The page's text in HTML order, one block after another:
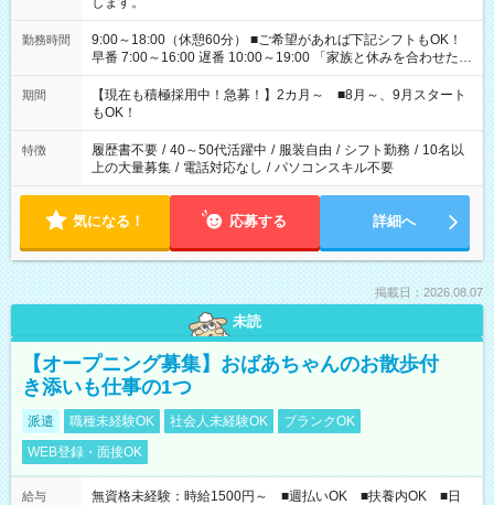
勤務時間
9:00～18:00（休憩60分） ■ご希望があれば下記シフトもOK！
早番 7:00～16:00 遅番 10:00～19:00 「家族と休みを合わせた
い」 「余裕を持って夕飯の準備がしたい」 「できれば残業はし
たくない」 など、ご希望を教えてくださいね。 ※Wワーク希望
の方へ 今ご覧のお仕事で希望する勤務時間と、もう1つのお仕事
の勤務時間。 合計で週40時間を超える場合は応募できません。
期間
【現在も積極採用中！急募！】2カ月～ ■8月～、9月スタート
もOK！
特徴 履歴書不要 / 40～50代活躍中 / 服装自由 / シフト勤務 / 10名以
上の大量募集 / 電話対応なし / パソコンスキル不要
気になる！ 応募する 詳細へ
掲載日：2026.08.07
未読
【オープニング募集】おばあちゃんのお散歩付
き添いも仕事の1つ
派遣 職種未経験OK 社会人未経験OK
ブランクOK
WEB登録・面接OK
給与
無資格未経験：時給1500円～ ■週払いOK ■扶養内OK ■日